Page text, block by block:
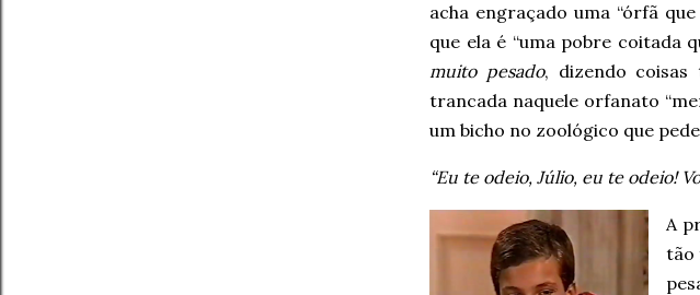
acha engraçado uma “órfã
que ela é “uma pobre coitada
muito pesado, dizendo
trancada naquele orfanato
um bicho no zoológico que
“Eu te odeio, Júlio, eu te odeio!
A
tão